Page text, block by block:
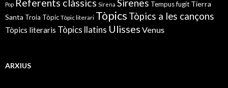
Pop Referents clàssics Sirena Sirenes Tempus fugit Tierra
Santa Troia Tòpic Tòpic literari Tòpics Tòpics a les cançons
Tòpics literaris Tòpics llatins Ulisses Venus
ARXIUS